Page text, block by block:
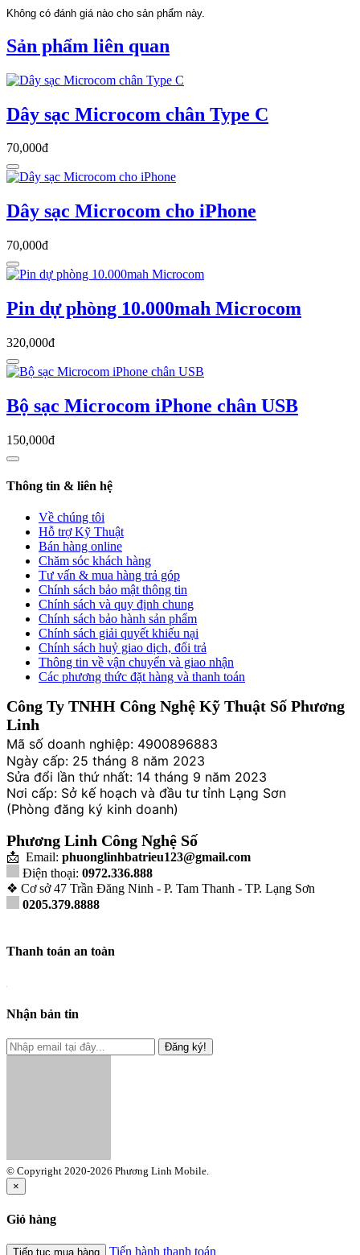
Không có đánh giá nào cho sản phẩm này.
Sản phẩm liên quan
Dây sạc Microcom chân Type C
70,000đ
Dây sạc Microcom cho iPhone
70,000đ
Pin dự phòng 10.000mah Microcom
320,000đ
Bộ sạc Microcom iPhone chân USB
150,000đ
Thông tin & liên hệ
Về chúng tôi
Hỗ trợ Kỹ Thuật
Bán hàng online
Chăm sóc khách hàng
Tư vấn & mua hàng trả góp
Chính sách bảo mật thông tin
Chính sách và quy định chung
Chính sách bảo hành sản phẩm
Chính sách giải quyết khiếu nại
Chính sách huỷ giao dịch, đổi trả
Thông tin về vận chuyển và giao nhận
Các phương thức đặt hàng và thanh toán
Công Ty TNHH Công Nghệ Kỹ Thuật Số Phương
Linh
Mã số doanh nghiệp: 4900896883
Ngày cấp: 25 tháng 8 năm 2023
Sửa đổi lần thứ nhất: 14 tháng 9 năm 2023
Nơi cấp: Sở kế hoạch và đầu tư tỉnh Lạng Sơn
(Phòng đăng ký kinh doanh)
Phương Linh Công Nghệ Số
📩 Email: phuonglinhbatrieu123@gmail.com
Điện thoại: 0972.336.888
❖ Cơ sở 47 Trần Đăng Ninh - P. Tam Thanh - TP. Lạng Sơn
0205.379.8888
Thanh toán an toàn
Nhận bản tin
Đăng ký!
© Copyright 2020-2026 Phương Linh Mobile.
×
Giỏ hàng
Tiếp tục mua hàng Tiến hành thanh toán